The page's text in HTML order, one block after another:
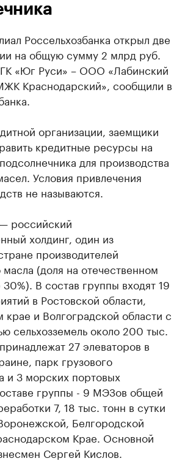
Россельхозбанка открыл две
на общую сумму 2 млрд руб.
«Юг Руси» – ООО «Лабинский
Краснодарский», сообщили в
организации, заемщики
кредитные ресурсы на
для производства
Условия привлечения
не называются.
российский
холдинг, один из
производителей
(доля на отечественном
В состав группы входят 19
в Ростовской области,
и Волгоградской области с
сельхозземель около 200 тыс.
27 элеваторов в
парк грузового
и 3 морских портовых
группы - 9 МЭЗов общей
7, 18 тыс. тонн в сутки
Белгородской
Крае. Основной
Сергей Кислов.